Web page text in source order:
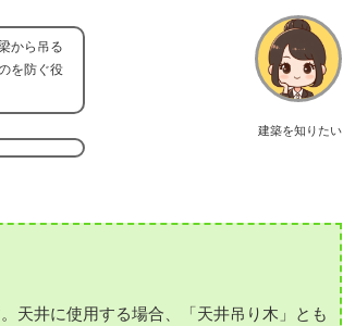
建築を知りたい
から吊る
を防ぐ役
天井に使用する場合、「天井吊り木」とも